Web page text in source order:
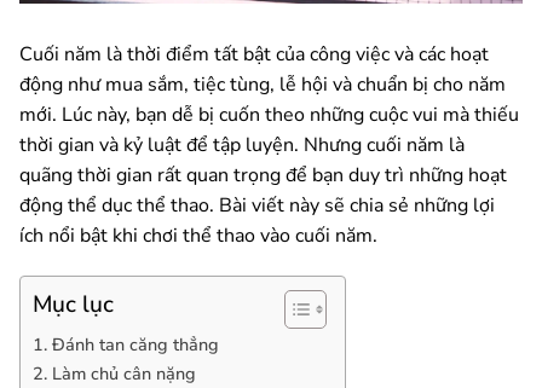
Cuối năm là thời điểm tất bật của công việc và các hoạt
động như mua sắm, tiệc tùng, lễ hội và chuẩn bị cho năm
mới. Lúc này, bạn dễ bị cuốn theo những cuộc vui mà thiếu
thời gian và kỷ luật để tập luyện. Nhưng cuối năm là
quãng thời gian rất quan trọng để bạn duy trì những hoạt
động thể dục thể thao. Bài viết này sẽ chia sẻ những lợi
ích nổi bật khi chơi thể thao vào cuối năm.
Mục lục
1. Đánh tan căng thẳng
2. Làm chủ cân nặng